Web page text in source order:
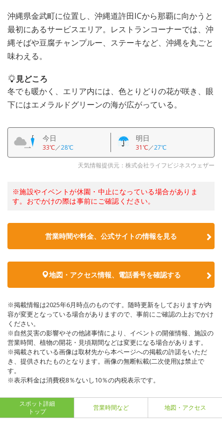
沖縄県金武町に位置し、沖縄道許田ICから那覇に向かうと
最初にあるサービスエリア。レストランコーナーでは、沖
縄そばや豆腐チャンプルー、ステーキなど、沖縄を丸ごと
味わえる。
見どころ
冬でも暖かく、エリア内には、色とりどりの花が咲き、眼
下にはエメラルドグリーンの海が広がっている。
今日
33℃／28℃
明日
31℃／27℃
天気情報提供元：株式会社ライフビジネスウェザー
※施設やイベントが休園・中止になっている場合がありま
す。おでかけの際は事前にご確認ください。
営業時間や料金、公式サイトの情報を見る
地図・アクセス情報、電話番号を確認する
※掲載情報は2025年6月時点のものです。随時更新をしておりますが内
容が変更となっている場合がありますので、事前にご確認の上おでかけ
ください。
※自然災害の影響やその他諸事情により、イベントの開催情報、施設の
営業時間、植物の開花・見頃期間などは変更になる場合があります。
※掲載されている画像は取材先から本ページへの掲載の許諾をいただ
き、提供されたものとなります。画像の無断転載(二次使用)は禁止で
す。
※表示料金は消費税8％ないし10％の内税表示です。
スポット詳細
トップ
営業時間など 地図・アクセス